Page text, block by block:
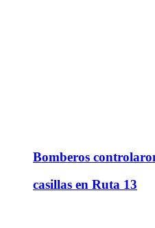
Bomberos
casillas en Ruta 13